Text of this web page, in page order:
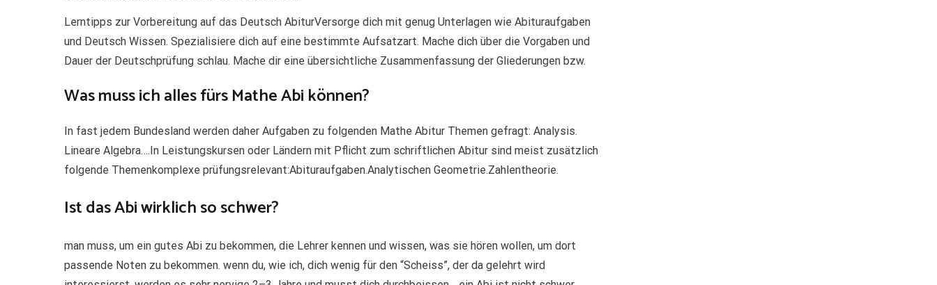
Lerntipps zur Vorbereitung auf das Deutsch AbiturVersorge dich mit genug Unterlagen wie Abituraufgaben
und Deutsch Wissen. Spezialisiere dich auf eine bestimmte Aufsatzart. Mache dich über die Vorgaben und
Dauer der Deutschprüfung schlau. Mache dir eine übersichtliche Zusammenfassung der Gliederungen bzw.
Was muss ich alles fürs Mathe Abi können?
In fast jedem Bundesland werden daher Aufgaben zu folgenden Mathe Abitur Themen gefragt: Analysis.
Lineare Algebra….In Leistungskursen oder Ländern mit Pflicht zum schriftlichen Abitur sind meist zusätzlich
folgende Themenkomplexe prüfungsrelevant:Abituraufgaben.Analytischen Geometrie.Zahlentheorie.
Ist das Abi wirklich so schwer?
man muss, um ein gutes Abi zu bekommen, die Lehrer kennen und wissen, was sie hören wollen, um dort
passende Noten zu bekommen. wenn du, wie ich, dich wenig für den “Scheiss”, der da gelehrt wird